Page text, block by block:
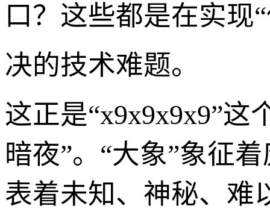
口？这些都是在实现
决的技术难题。
这正是“x9x9x9x9”
暗夜”。“大象”象征
表着未知、神秘、难